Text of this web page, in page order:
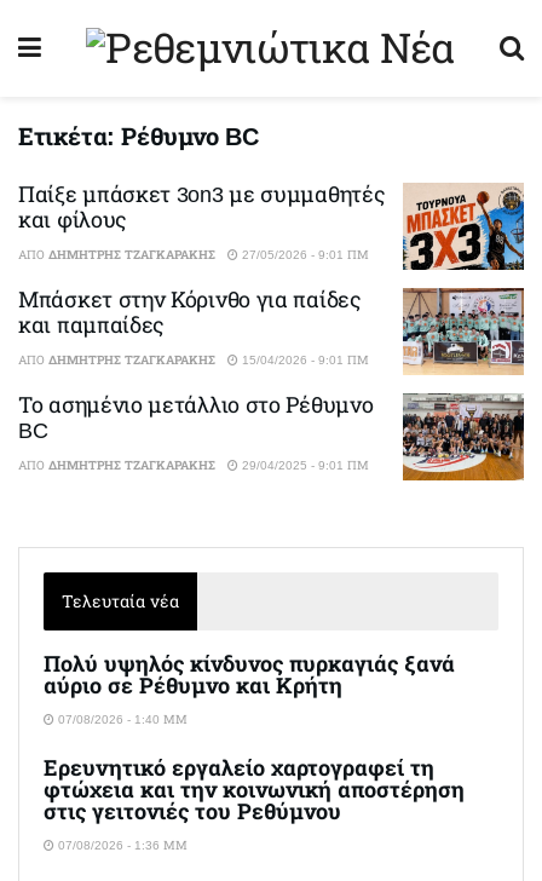
Ετικέτα:Ρέθυμνο BC
Παίξε μπάσκετ 3on3 με συμμαθητές
και φίλους
ΑΠΌ ΔΗΜΉΤΡΗΣ ΤΖΑΓΚΑΡΆΚΗΣ 27/05/2026 - 9:01 ΠΜ
Μπάσκετ στην Κόρινθο για παίδες
και παμπαίδες
ΑΠΌ ΔΗΜΉΤΡΗΣ ΤΖΑΓΚΑΡΆΚΗΣ 15/04/2026 - 9:01 ΠΜ
Το ασημένιο μετάλλιο στο Ρέθυμνο
BC
ΑΠΌ ΔΗΜΉΤΡΗΣ ΤΖΑΓΚΑΡΆΚΗΣ 29/04/2025 - 9:01 ΠΜ
Τελευταία νέα
Πολύ υψηλός κίνδυνος πυρκαγιάς ξανά
αύριο σε Ρέθυμνο και Κρήτη
07/08/2026 - 1:40 ΜΜ
Ερευνητικό εργαλείο χαρτογραφεί τη
φτώχεια και την κοινωνική αποστέρηση
στις γειτονιές του Ρεθύμνου
07/08/2026 - 1:36 ΜΜ